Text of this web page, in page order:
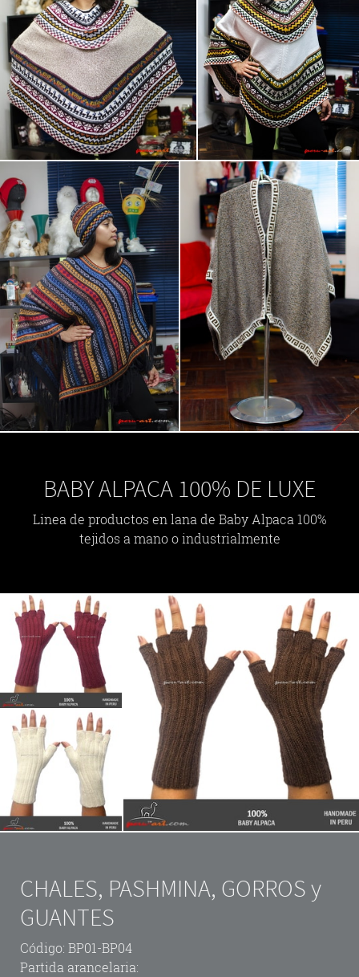
BABY ALPACA 100% DE LUXE
Linea de productos en lana de Baby Alpaca 100%
tejidos a mano o industrialmente
CHALES, PASHMINA, GORROS y
GUANTES
Código: BP01-BP04
Partida arancelaria: